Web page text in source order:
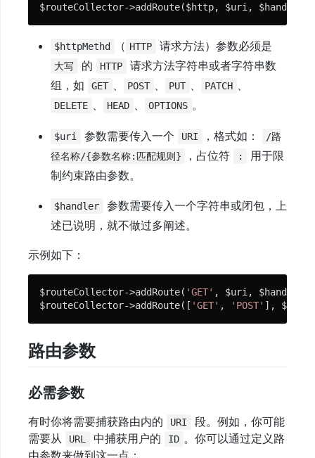
$routeCollector->addRoute($http, $uri, $handler);
$httpMethd （ HTTP 请求方法）参数必须是
大写 的 HTTP
请求方法字符串或者字符串数
组，如
GET POST PUT PATCH
DELETE HEAD OPTIONS 。
$uri 参数需要传入一个 URI ，格式如：
/路
径名称/{参数名称:匹配规则}
，占位符 :
用于限
制约束路由参数。
$handler
参数需要传入一个字符串或闭包，上
述已说明，就不做过多阐述。
示例如下：
$routeCollector->addRoute( 'GET' , $uri, $handler);
$routeCollector->addRoute([ 'GET' , 'POST' ], $uri,
路由参数
必需参数
有时你将需要捕获路由内的 URI
段。例如，你可能
需要从
URL 中捕获用户的 ID 。你可以通过定义路